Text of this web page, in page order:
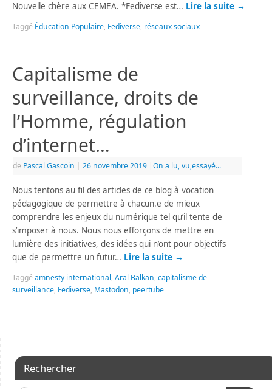
Nouvelle chère aux CEMEA. *Fediverse est… Lire la suite →
Taggé Éducation Populaire, Fediverse, réseaux sociaux
Capitalisme de
surveillance, droits de
l’Homme, régulation
d’internet…
de Pascal Gascoin | 26 novembre 2019 |On a lu, vu,essayé...
Nous tentons au fil des articles de ce blog à vocation
pédagogique de permettre à chacun.e de mieux
comprendre les enjeux du numérique tel qu’il tente de
s’imposer à nous. Nous nous efforçons de mettre en
lumière des initiatives, des idées qui n’ont pour objectifs
que de permettre un futur… Lire la suite →
Taggéamnesty international,Aral Balkan,capitalisme de
surveillance, Fediverse, Mastodon, peertube
Rechercher